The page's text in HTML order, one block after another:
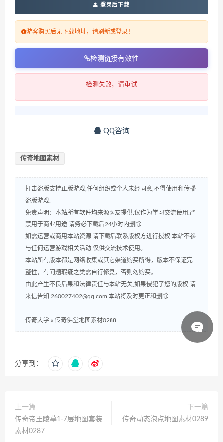
登录后下载
游客购买后无下载地址，请刷新或登录！
检测链接有效性
检测失败，请重试
QQ咨询
传奇地图素材
打击盗版支持正版游戏,任何组织或个人未经同意,不得使用和传播
盗版游戏.
免责声明：本站所有软件均来源网友提供.仅作为学习交流使用.严
禁用于商业用途.请务必下载后24小时内删除.
如需运营或商用本站资源,请下载后联系版权方进行授权,本站不参
与任何运营游戏相关活动,仅供交流技术使用。
本站所有版本都是网络收集或其它渠道购买所得，版本不保证完
整性，有问题瑕疵之类需自行修复，否则勿购买。
由此产生不良后果和法律责任与本站无关,如果侵犯了您的版权,请
来信告知 260027402@qq.com 本站将及时更正和删除.
传奇大学 » 传奇佛堂地图素材0288
分享到：
上一篇
传奇帝王陵墓1-7层地图套装
素材0287
下一篇
传奇动态泡点地图素材0289